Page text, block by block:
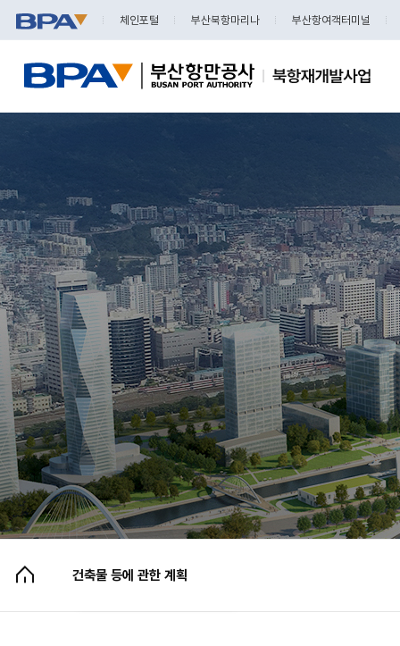
체인포털 부산북항마리나 부산항여객터미널
건축물 등에 관한 계획
용지별 구분
도시계획시설계획
건축물 등에 관한 계획